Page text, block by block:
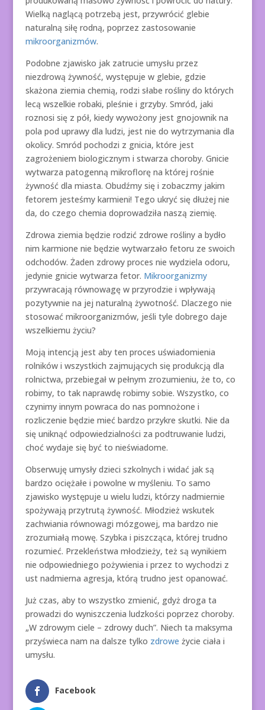
Wielką naglącą potrzebą jest, przywrócić glebie
naturalną siłę rodną, poprzez zastosowanie
mikroorganizmów.
Podobne zjawisko jak zatrucie umysłu przez
niezdrową żywność, występuje w glebie, gdzie
skażona ziemia chemią, rodzi słabe rośliny do których
lecą wszelkie robaki, pleśnie i grzyby. Smród, jaki
roznosi się z pół, kiedy wywożony jest gnojownik na
pola pod uprawy dla ludzi, jest nie do wytrzymania dla
okolicy. Smród pochodzi z gnicia, które jest
zagrożeniem biologicznym i stwarza choroby. Gnicie
wytwarza patogenną mikroflorę na której rośnie
żywność dla miasta. Obudźmy się i zobaczmy jakim
fetorem jesteśmy karmieni! Tego ukryć się dłużej nie
da, do czego chemia doprowadziła naszą ziemię.
Zdrowa ziemia będzie rodzić zdrowe rośliny a bydło
nim karmione nie będzie wytwarzało fetoru ze swoich
odchodów. Żaden zdrowy proces nie wydziela odoru,
jedynie gnicie wytwarza fetor. Mikroorganizmy
przywracają równowagę w przyrodzie i wpływają
pozytywnie na jej naturalną żywotność. Dlaczego nie
stosować mikroorganizmów, jeśli tyle dobrego daje
wszelkiemu życiu?
Moją intencją jest aby ten proces uświadomienia
rolników i wszystkich zajmujących się produkcją dla
rolnictwa, przebiegał w pełnym zrozumieniu, że to, co
robimy, to tak naprawdę robimy sobie. Wszystko, co
czynimy innym powraca do nas pomnożone i
rozliczenie będzie mieć bardzo przykre skutki. Nie da
się uniknąć odpowiedzialności za podtruwanie ludzi,
choć wydaje się być to nieświadome.
Obserwuję umysły dzieci szkolnych i widać jak są
bardzo ociężałe i powolne w myśleniu. To samo
zjawisko występuje u wielu ludzi, którzy nadmiernie
spożywają przytrutą żywność. Młodzież wskutek
zachwiania równowagi mózgowej, ma bardzo nie
zrozumiałą mowę. Szybka i piszcząca, której trudno
rozumieć. Przekleństwa młodzieży, też są wynikiem
nie odpowiedniego pożywienia i przez to wychodzi z
ust nadmierna agresja, którą trudno jest opanować.
Już czas, aby to wszystko zmienić, gdyż droga ta
prowadzi do wyniszczenia ludzkości poprzez choroby.
„W zdrowym ciele – zdrowy duch”. Niech ta maksyma
przyświeca nam na dalsze tylko zdrowe życie ciała i
umysłu.
Facebook